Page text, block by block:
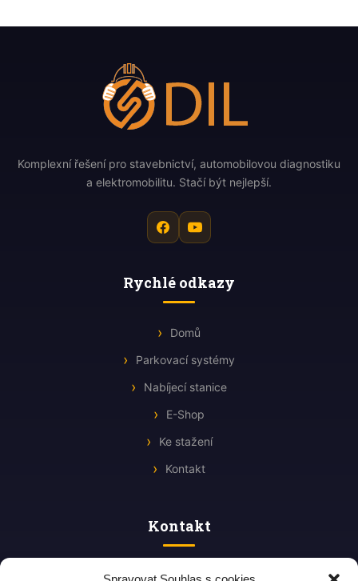
Komplexní řešení pro stavebnictví, automobilovou diagnostiku
a elektromobilitu. Stačí být nejlepší.
Rychlé odkazy
Domů
Parkovací systémy
Nabíjecí stanice
E-Shop
Ke stažení
Kontakt
Kontakt
Štefánikova 605/46b